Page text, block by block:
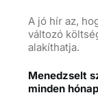
A jó hír az,
változó
alakíthatja.
Menedzselt
minden